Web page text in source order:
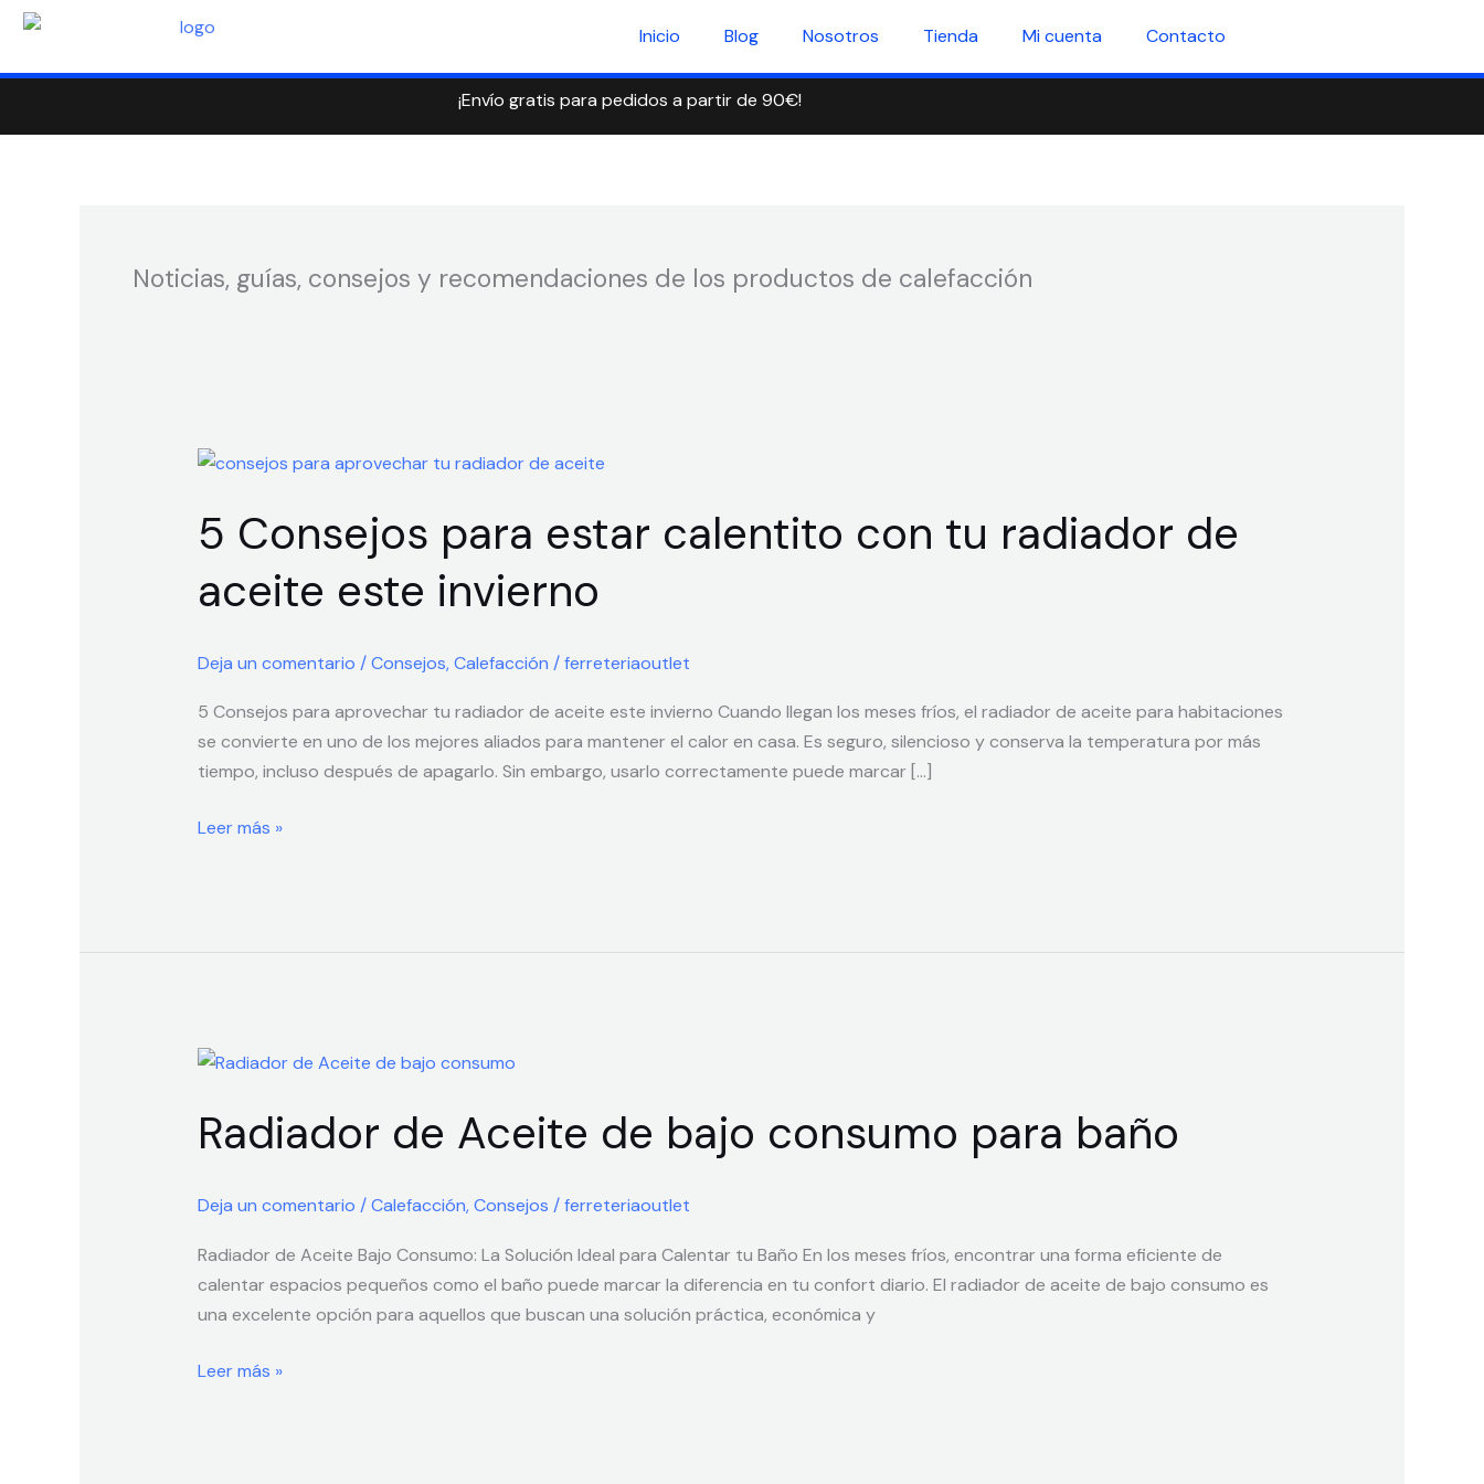
contenido
Inicio Blog Nosotros Tienda Mi cuenta Contacto
¡Envío gratis para pedidos a partir de 90€!
Noticias, guías, consejos y recomendaciones de los productos de calefacción
5 Consejos para estar calentito con tu radiador de
aceite este invierno
Deja un comentario /Consejos,Calefacción /ferreteriaoutlet
5 Consejos para aprovechar tu radiador de aceite este invierno Cuando llegan los meses fríos, el radiador de aceite para habitaciones
se convierte en uno de los mejores aliados para mantener el calor en casa. Es seguro, silencioso y conserva la temperatura por más
tiempo, incluso después de apagarlo. Sin embargo, usarlo correctamente puede marcar […]
5
para
estar
calentito
con
radiador
invierno
Leer más »
Radiador de Aceite de bajo consumo para baño
Deja un comentario /Calefacción,Consejos /ferreteriaoutlet
Radiador de Aceite Bajo Consumo: La Solución Ideal para Calentar tu Baño En los meses fríos, encontrar una forma eficiente de
calentar espacios pequeños como el baño puede marcar la diferencia en tu confort diario. El radiador de aceite de bajo consumo es
una excelente opción para aquellos que buscan una solución práctica, económica y
Radiador
Aceite
de
consumo
Leer más »